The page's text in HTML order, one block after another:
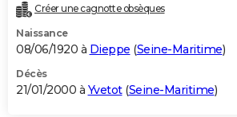
Créer une cagnotte obsèques
Naissance
08/06/1920 à Dieppe (Seine-Maritime)
Décès
21/01/2000 à Yvetot(Seine-Maritime)